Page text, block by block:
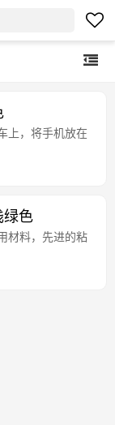
上，将手机放在
色
材料，先进的粘